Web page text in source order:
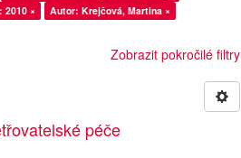
2010 ×
Autor: Krejčová, Martina ×
Zobrazit pokročilé filtry
péče